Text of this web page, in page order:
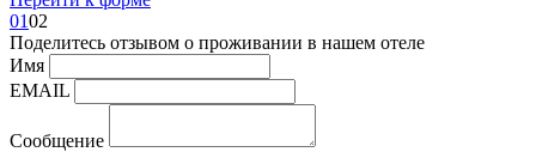
0102
Поделитесь отзывом о проживании в нашем отеле
Имя
EMAIL
Сообщение